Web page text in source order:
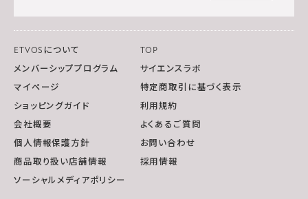
ETVOSについて
TOP
メンバーシッププログラム
サイエンスラボ
マイページ
特定商取引に基づく表示
ショッピングガイド
利用規約
会社概要
よくあるご質問
個人情報保護方針
お問い合わせ
商品取り扱い店舗情報
採用情報
ソーシャルメディアポリシー